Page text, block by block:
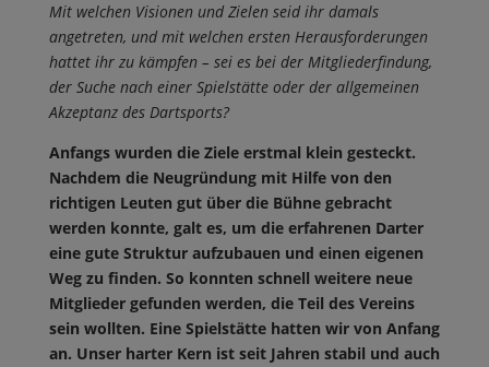
Mit welchen Visionen und Zielen seid ihr damals
angetreten, und mit welchen ersten Herausforderungen
hattet ihr zu kämpfen – sei es bei der Mitgliederfindung,
der Suche nach einer Spielstätte oder der allgemeinen
Akzeptanz des Dartsports?
Anfangs wurden die Ziele erstmal klein gesteckt.
Nachdem die Neugründung mit Hilfe von den
richtigen Leuten gut über die Bühne gebracht
werden konnte, galt es, um die erfahrenen Darter
eine gute Struktur aufzubauen und einen eigenen
Weg zu finden. So konnten schnell weitere neue
Mitglieder gefunden werden, die Teil des Vereins
sein wollten. Eine Spielstätte hatten wir von Anfang
an. Unser harter Kern ist seit Jahren stabil und auch